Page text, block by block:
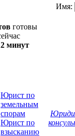
готовы
минут
Имя:
Юрист по
земельным
спорам
Юрист по
взысканию